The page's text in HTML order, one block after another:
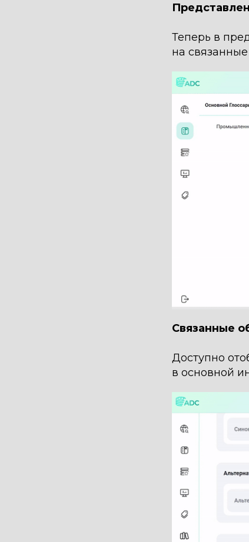
Теперь в
на
Связанные
Доступно
в основной